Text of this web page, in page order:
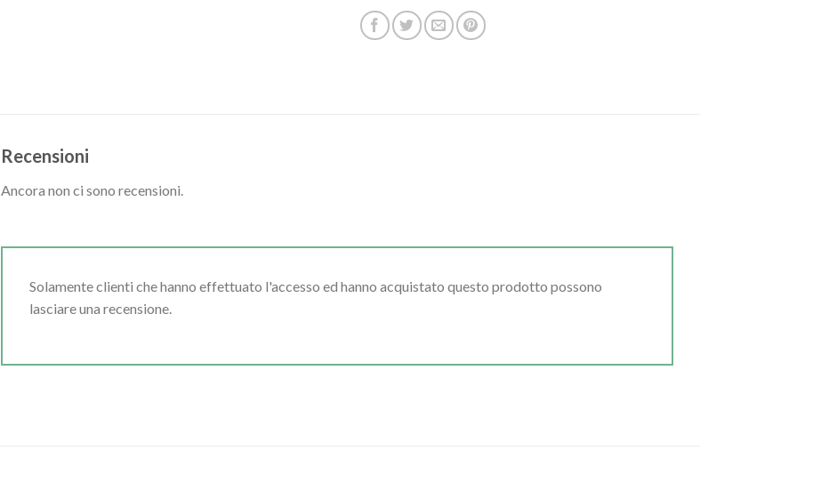
Recensioni
Ancora non ci sono recensioni.
Solamente clienti che hanno effettuato l'accesso ed hanno acquistato questo prodotto possono
lasciare una recensione.